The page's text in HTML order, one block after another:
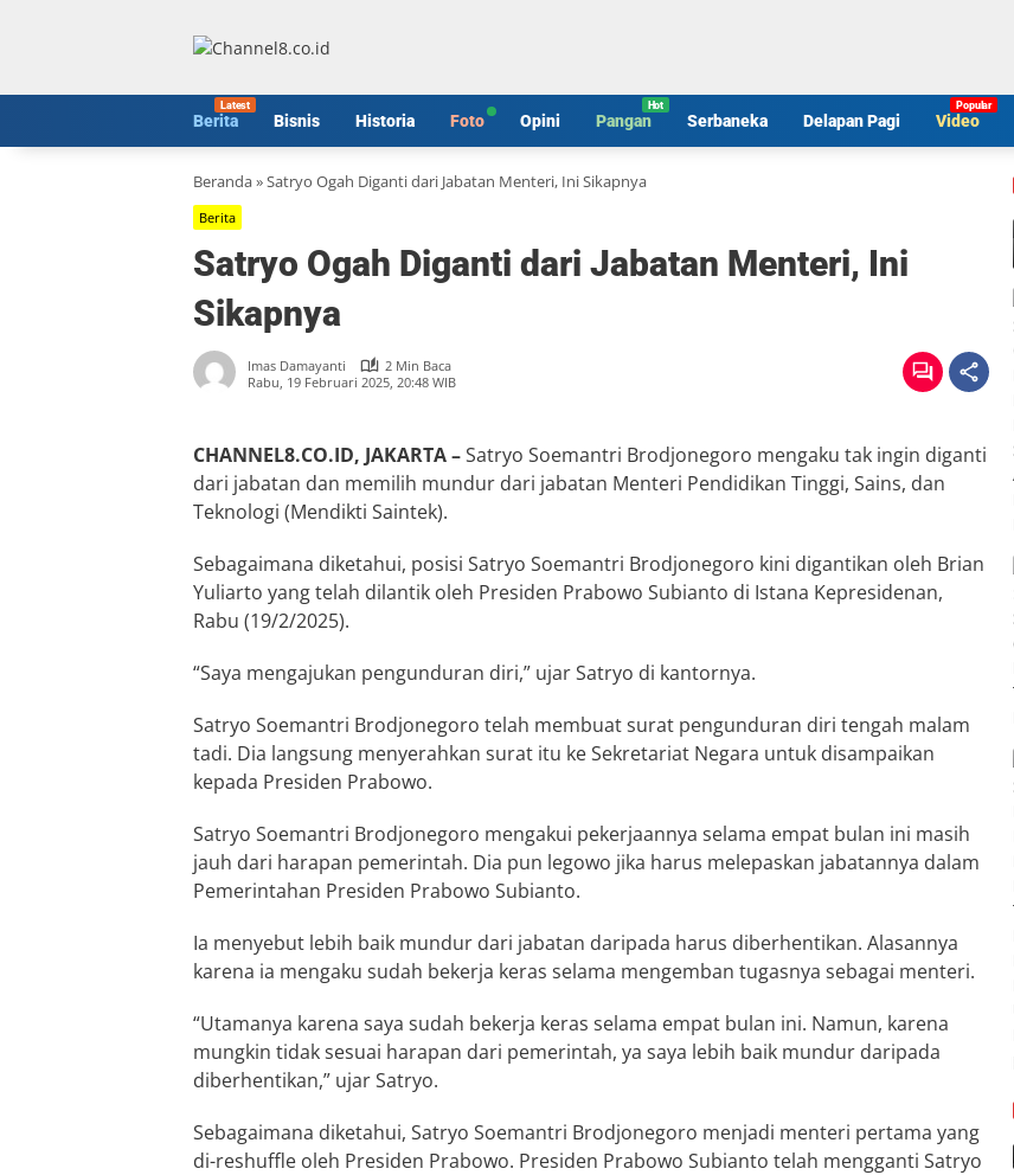
Berita Bisnis Historia Foto Opini Pangan Serbaneka Delapan Pagi Video
Beranda»Satryo Ogah Diganti dari Jabatan Menteri, Ini Sikapnya
Berita
Satryo Ogah Diganti dari Jabatan Menteri, Ini
Sikapnya
Imas Damayanti
2 Min Baca
Rabu, 19 Februari 2025, 20:48 WIB
CHANNEL8.CO.ID, JAKARTA –Satryo Soemantri Brodjonegoro mengaku tak ingin diganti
dari jabatan dan memilih mundur dari jabatan Menteri Pendidikan Tinggi, Sains, dan
Teknologi (Mendikti Saintek).
Sebagaimana diketahui, posisi Satryo Soemantri Brodjonegoro kini digantikan oleh Brian
Yuliarto yang telah dilantik oleh Presiden Prabowo Subianto di Istana Kepresidenan,
Rabu (19/2/2025).
“Saya mengajukan pengunduran diri,” ujar Satryo di kantornya.
Satryo Soemantri Brodjonegoro telah membuat surat pengunduran diri tengah malam
tadi. Dia langsung menyerahkan surat itu ke Sekretariat Negara untuk disampaikan
kepada Presiden Prabowo.
Satryo Soemantri Brodjonegoro mengakui pekerjaannya selama empat bulan ini masih
jauh dari harapan pemerintah. Dia pun legowo jika harus melepaskan jabatannya dalam
Pemerintahan Presiden Prabowo Subianto.
Ia menyebut lebih baik mundur dari jabatan daripada harus diberhentikan. Alasannya
karena ia mengaku sudah bekerja keras selama mengemban tugasnya sebagai menteri.
“Utamanya karena saya sudah bekerja keras selama empat bulan ini. Namun, karena
mungkin tidak sesuai harapan dari pemerintah, ya saya lebih baik mundur daripada
diberhentikan,” ujar Satryo.
Sebagaimana diketahui, Satryo Soemantri Brodjonegoro menjadi menteri pertama yang
di-reshuffle oleh Presiden Prabowo. Presiden Prabowo Subianto telah mengganti Satryo